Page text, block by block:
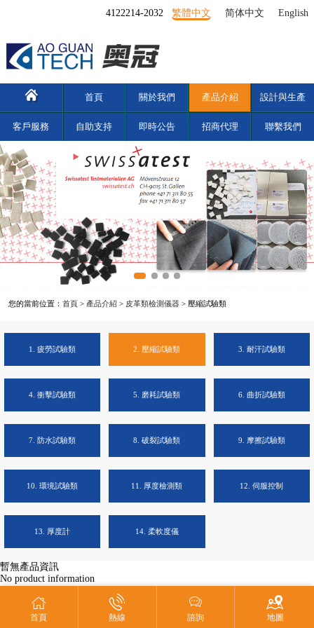
4122214-2032 繁體中文 简体中文 English
首頁 關於我們 產品介紹 設計與生產
客戶服務 自助支持 即時公告 招商代理 聯繫我們
您的當前位置： 首頁> 產品介紹> 皮革類檢測儀器> 壓縮試驗類
1. 疲勞試驗類 2. 壓縮試驗類 3. 耐汗試驗類
4. 衝擊試驗類 5. 磨耗試驗類 6. 曲折試驗類
7. 防水試驗類 8. 破裂試驗類 9. 摩擦試驗類
10. 環境試驗類 11. 厚度檢測類 12. 伺服控制
13. 厚度計 14. 柔軟度儀
暫無產品資訊
No product information

首頁

熱線

諮詢

地圖